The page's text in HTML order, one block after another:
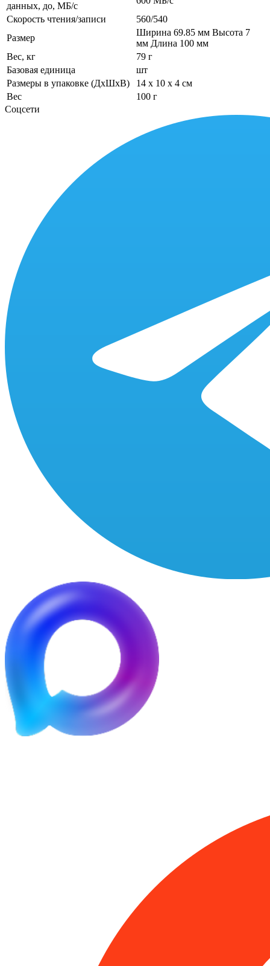
данных, до, МБ/с
Скорость чтения/записи
560/540
Размер
Ширина 69.85 мм Высота 7
мм Длина 100 мм
Вес, кг
79 г
Базовая единица
шт
Размеры в упаковке (ДхШхВ)
14 x 10 x 4 см
Вес
100 г
Соцсети